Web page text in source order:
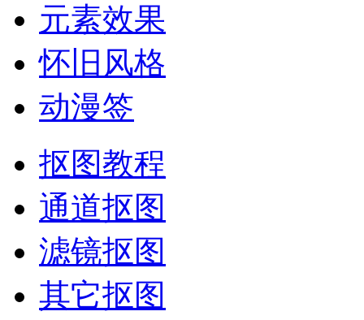
元素效果
怀旧风格
动漫签
抠图教程
通道抠图
滤镜抠图
其它抠图